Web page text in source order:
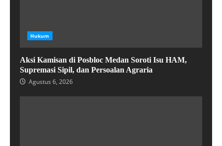
Hukum
Aksi Kamisan di Posbloc Medan Soroti Isu HAM,
Supremasi Sipil, dan Persoalan Agraria
Agustus 6, 2026